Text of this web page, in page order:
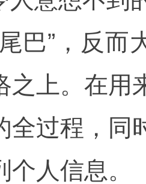
巴”，反而
之上。在用
全过程，同
个人信息。